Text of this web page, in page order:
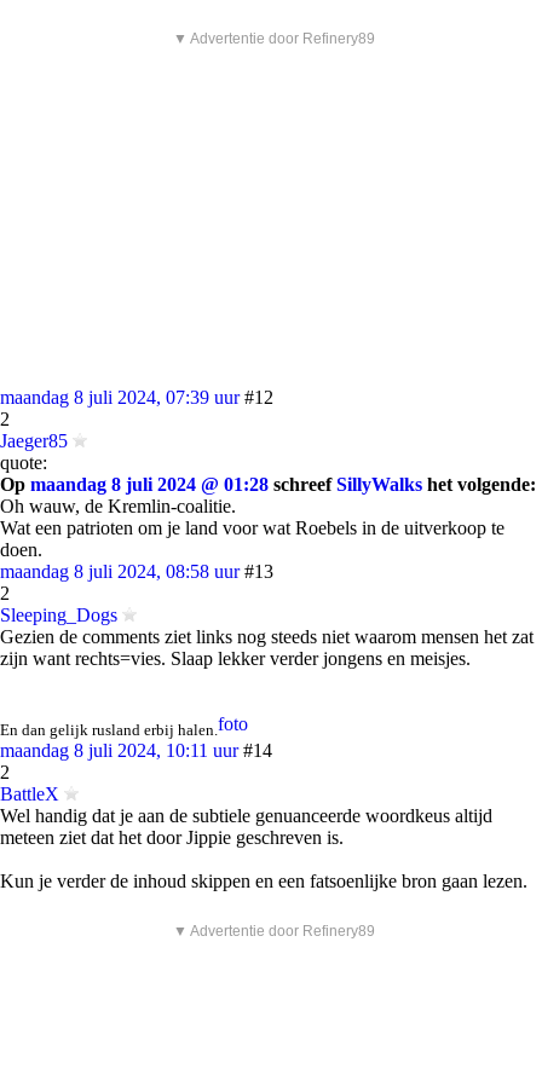
▼ Advertentie door Refinery89
maandag 8 juli 2024, 07:39 uur #12
2
Jaeger85
quote:
Op maandag 8 juli 2024 @ 01:28 schreefSillyWalks het volgende:
Oh wauw, de Kremlin-coalitie.
Wat een patrioten om je land voor wat Roebels in de uitverkoop te
doen.
maandag 8 juli 2024, 08:58 uur #13
2
Sleeping_Dogs
Gezien de comments ziet links nog steeds niet waarom mensen het zat
zijn want rechts=vies. Slaap lekker verder jongens en meisjes.
En dan gelijk rusland erbij halen.foto
maandag 8 juli 2024, 10:11 uur #14
2
BattleX
Wel handig dat je aan de subtiele genuanceerde woordkeus altijd
meteen ziet dat het door Jippie geschreven is.
Kun je verder de inhoud skippen en een fatsoenlijke bron gaan lezen.
▼ Advertentie door Refinery89